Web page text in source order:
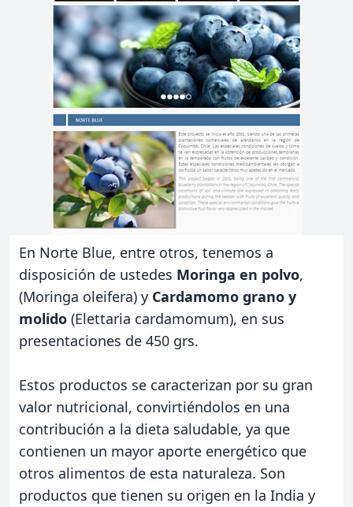
En Norte Blue, entre otros, tenemos a
disposición de ustedes Moringa en polvo,
(Moringa oleifera) y Cardamomo grano y
molido (Elettaria cardamomum), en sus
presentaciones de 450 grs.
Estos productos se caracterizan por su gran
valor nutricional, convirtiéndolos en una
contribución a la dieta saludable, ya que
contienen un mayor aporte energético que
otros alimentos de esta naturaleza. Son
productos que tienen su origen en la India y